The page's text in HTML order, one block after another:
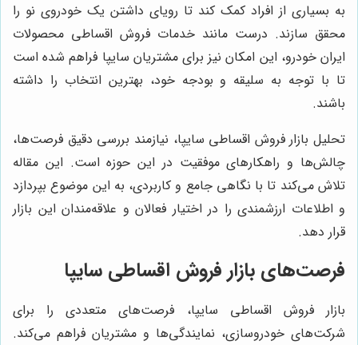
به بسیاری از افراد کمک کند تا رویای داشتن یک خودروی نو را
محقق سازند. درست مانند خدمات فروش اقساطی محصولات
ایران خودرو، این امکان نیز برای مشتریان سایپا فراهم شده است
تا با توجه به سلیقه و بودجه خود، بهترین انتخاب را داشته
باشند.
تحلیل بازار فروش اقساطی سایپا، نیازمند بررسی دقیق فرصت‌ها،
چالش‌ها و راهکارهای موفقیت در این حوزه است. این مقاله
تلاش می‌کند تا با نگاهی جامع و کاربردی، به این موضوع بپردازد
و اطلاعات ارزشمندی را در اختیار فعالان و علاقه‌مندان این بازار
قرار دهد.
فرصت‌های بازار فروش اقساطی سایپا
بازار فروش اقساطی سایپا، فرصت‌های متعددی را برای
شرکت‌های خودروسازی، نمایندگی‌ها و مشتریان فراهم می‌کند.